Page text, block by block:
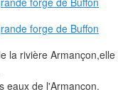
la rivière
eaux de l'Armançon.